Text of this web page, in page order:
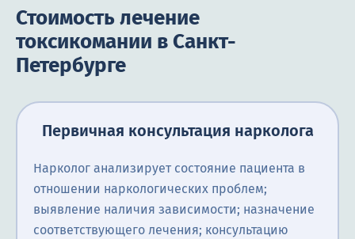
Стоимость лечение
токсикомании в Санкт-
Петербурге
Первичная консультация нарколога
Нарколог анализирует состояние пациента в
отношении наркологических проблем;
выявление наличия зависимости; назначение
соответствующего лечения; консультацию